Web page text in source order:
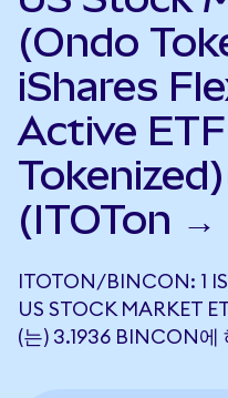
(Ondo
iShares
Active
(ITOTon →
ITOTON/BINCON: 1
US STOCK MARKET
(는) 3.1936 BINCON에